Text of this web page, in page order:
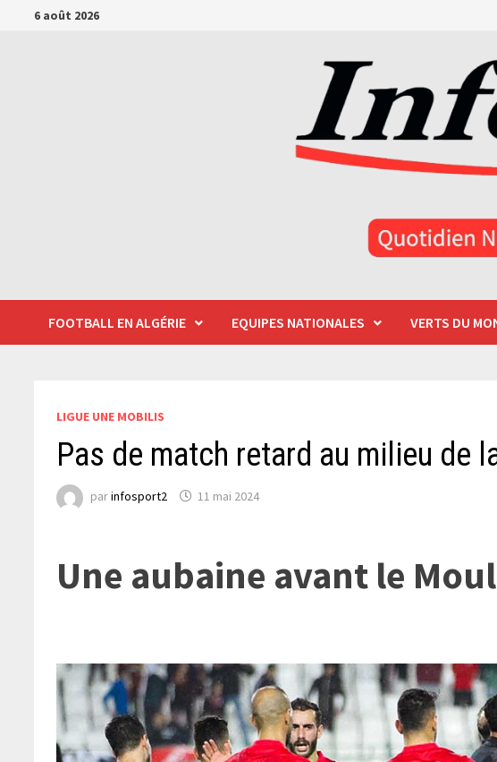
Passer6 août 2026
FOOTBALL EN ALGÉRIE EQUIPES NATIONALES VERTS DU
LIGUE UNE MOBILIS
Pas de match retard au milieu de
parinfosport2 11 mai 2024
Une aubaine avant le